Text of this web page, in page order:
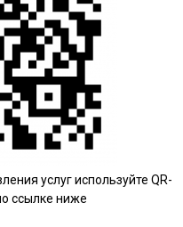
услуг используйте QR-
ссылке ниже